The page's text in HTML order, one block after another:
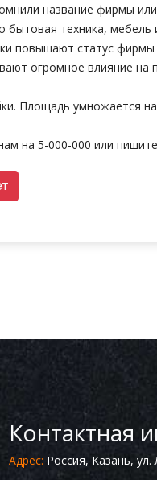
название фирмы
бытовая техника,
повышают статус
огромное влияние на
Площадь умножается
на 5-000-000 или
Контактная
Адрес: Россия, Казань, ул.